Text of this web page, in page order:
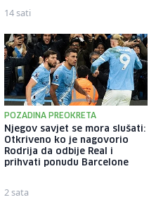
14 sati
POZADINA PREOKRETA
Njegov savjet se mora slušati:
Otkriveno ko je nagovorio
Rodrija da odbije Real i
prihvati ponudu Barcelone
2 sata